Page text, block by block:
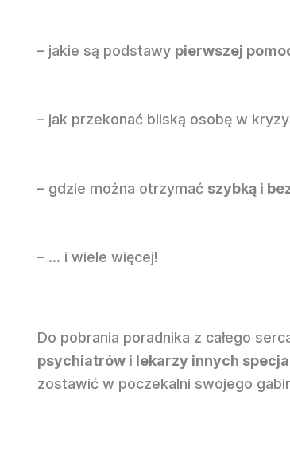
– jakie są podstawy pierwszej
– jak przekonać bliską osobę w
– gdzie można otrzymać szybką i
– … i wiele więcej!
Do pobrania poradnika z całego
psychiatrów i lekarzy innych
zostawić w poczekalni swojego